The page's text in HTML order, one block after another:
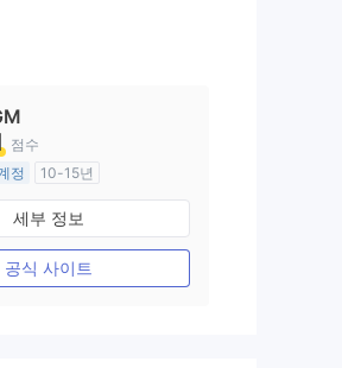
점수
정
10-15년
제
래 라이선스 (MM)
레이블 MT4
세부 정보
공식 사이트